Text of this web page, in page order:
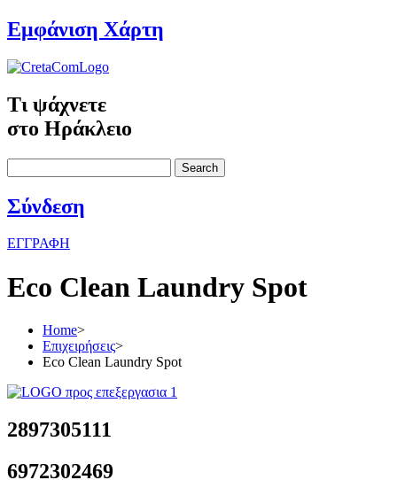
Εμφάνιση Χάρτη
Τι ψάχνετε
στο Ηράκλειο
Search
Σύνδεση
ΕΓΓΡΑΦΗ
Eco Clean Laundry Spot
Home>
Επιχειρήσεις>
Eco Clean Laundry Spot
2897305111
6972302469